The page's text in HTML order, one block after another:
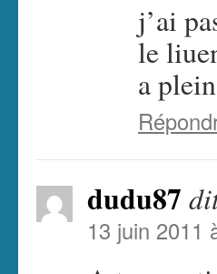
j’ai
le
a
dudu87
13 juin 2011